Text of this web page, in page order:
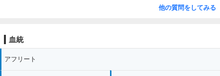
他の質問をしてみる
血統
アフリート